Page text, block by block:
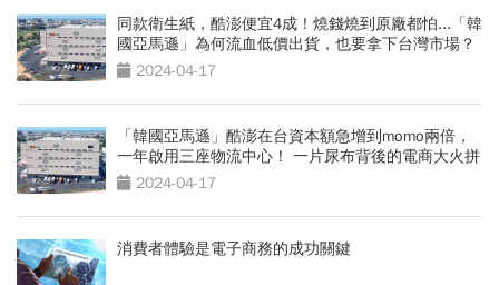
同款衛生紙，酷澎便宜4成！燒錢燒到原廠都怕...「韓
國亞馬遜」為何流血低價出貨，也要拿下台灣市場？
2024-04-17
「韓國亞馬遜」酷澎在台資本額急增到momo兩倍，
一年啟用三座物流中心！ 一片尿布背後的電商大火拼
2024-04-17
消費者體驗是電子商務的成功關鍵